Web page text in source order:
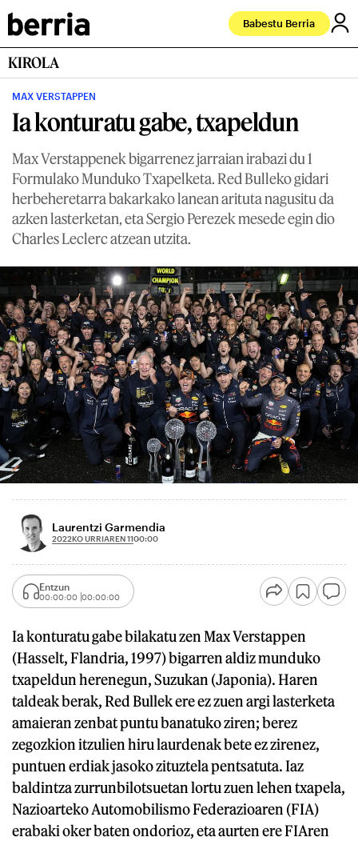
Babestu Berria
KIROLA
MAX VERSTAPPEN
Ia konturatu gabe, txapeldun
Max Verstappenek bigarrenez jarraian irabazi du 1
Formulako Munduko Txapelketa. Red Bulleko gidari
herbeheretarra bakarkako lanean arituta nagusitu da
azken lasterketan, eta Sergio Perezek mesede egin dio
Charles Leclerc atzean utzita.
Laurentzi Garmendia
2022KO URRIAREN 1100:00
Entzun
00:00:00 00:00:00
Ia konturatu gabe bilakatu zen Max Verstappen
(Hasselt, Flandria, 1997) bigarren aldiz munduko
txapeldun herenegun, Suzukan (Japonia). Haren
taldeak berak, Red Bullek ere ez zuen argi lasterketa
amaieran zenbat puntu banatuko ziren; berez
zegozkion itzulien hiru laurdenak bete ez zirenez,
puntuen erdiak jasoko zituztela pentsatuta. Iaz
baldintza zurrunbilotsuetan lortu zuen lehen txapela,
Nazioarteko Automobilismo Federazioaren (FIA)
erabaki oker baten ondorioz, eta aurten ere FIAren